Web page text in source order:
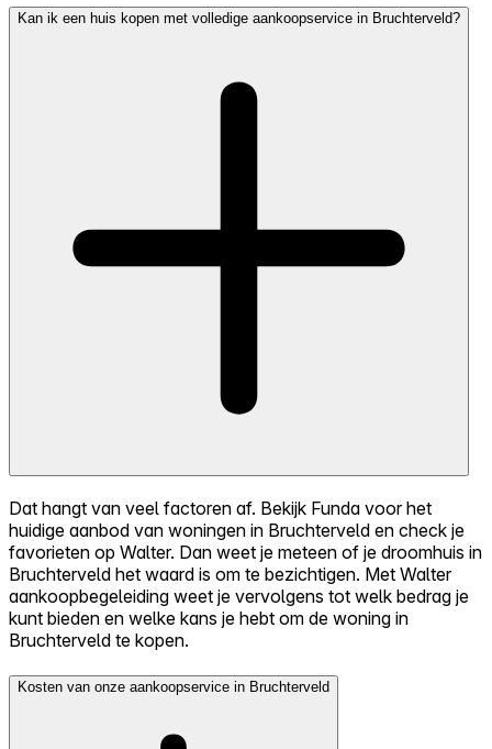
Kan ik een huis kopen met volledige aankoopservice in Bruchterveld?
Dat hangt van veel factoren af. Bekijk Funda voor het
huidige aanbod van woningen in Bruchterveld en check je
favorieten op Walter. Dan weet je meteen of je droomhuis in
Bruchterveld het waard is om te bezichtigen. Met Walter
aankoopbegeleiding weet je vervolgens tot welk bedrag je
kunt bieden en welke kans je hebt om de woning in
Bruchterveld te kopen.
Kosten van onze aankoopservice in Bruchterveld